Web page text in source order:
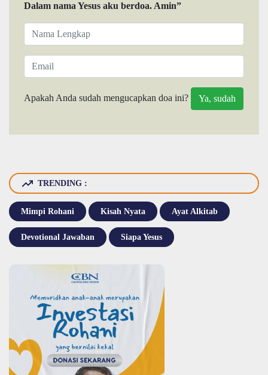
Dalam nama Yesus aku berdoa. Amin”
Apakah Anda sudah mengucapkan doa ini?
TRENDING :
Mimpi Rohani Kisah Nyata Ayat Alkitab
Devotional Jawaban Siapa Yesus